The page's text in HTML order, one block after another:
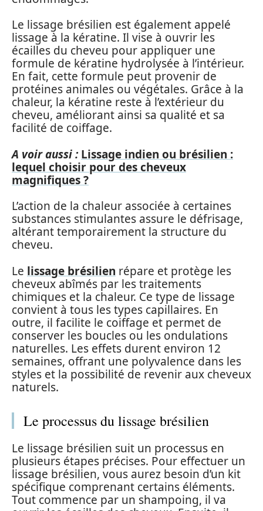
Le lissage brésilien est également appelé
lissage à la kératine. Il vise à ouvrir les
écailles du cheveu pour appliquer une
formule de kératine hydrolysée à l’intérieur.
En fait, cette formule peut provenir de
protéines animales ou végétales. Grâce à la
chaleur, la kératine reste à l’extérieur du
cheveu, améliorant ainsi sa qualité et sa
facilité de coiffage.
A voir aussi : Lissage indien ou brésilien :
lequel choisir pour des cheveux
magnifiques ?
L’action de la chaleur associée à certaines
substances stimulantes assure le défrisage,
altérant temporairement la structure du
cheveu.
Le lissage brésilien répare et protège les
cheveux abîmés par les traitements
chimiques et la chaleur. Ce type de lissage
convient à tous les types capillaires. En
outre, il facilite le coiffage et permet de
conserver les boucles ou les ondulations
naturelles. Les effets durent environ 12
semaines, offrant une polyvalence dans les
styles et la possibilité de revenir aux cheveux
naturels.
Le processus du lissage brésilien
Le lissage brésilien suit un processus en
plusieurs étapes précises. Pour effectuer un
lissage brésilien, vous aurez besoin d’un kit
spécifique comprenant certains éléments.
Tout commence par un shampoing, il va